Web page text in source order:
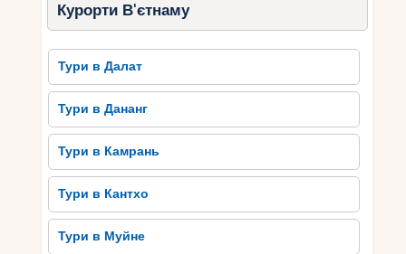
Курорти В'єтнаму
Тури в Далат
Тури в Дананг
Тури в Камрань
Тури в Кантхо
Тури в Муйне